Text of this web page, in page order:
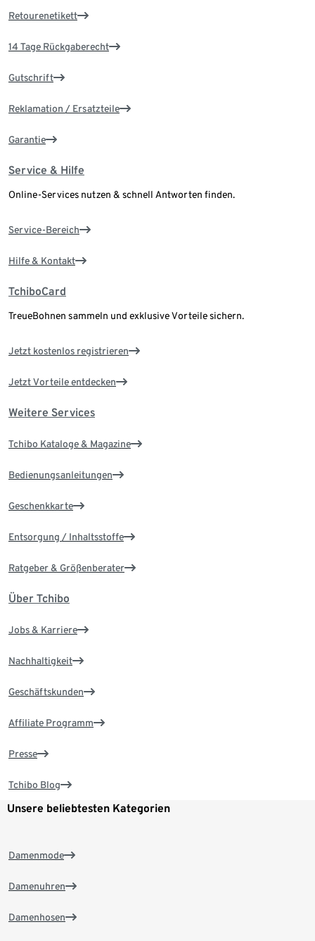
Retourenetikett
14 Tage Rückgaberecht
Gutschrift
Reklamation / Ersatzteile
Garantie
Service & Hilfe
Online-Services nutzen & schnell Antworten finden.
Service-Bereich
Hilfe & Kontakt
TchiboCard
TreueBohnen sammeln und exklusive Vorteile sichern.
Jetzt kostenlos registrieren
Jetzt Vorteile entdecken
Weitere Services
Tchibo Kataloge & Magazine
Bedienungsanleitungen
Geschenkkarte
Entsorgung / Inhaltsstoffe
Ratgeber & Größenberater
Über Tchibo
Jobs & Karriere
Nachhaltigkeit
Geschäftskunden
Affiliate Programm
Presse
Tchibo Blog
Unsere beliebtesten Kategorien
Damenmode
Damenuhren
Damenhosen